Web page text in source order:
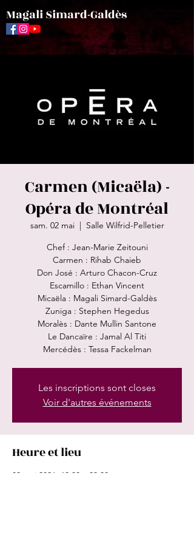
Magali Simard-Galdès
Carmen (Micaëla) -
Opéra de Montréal
sam. 02 mai
  |
Salle Wilfrid-Pelletier
Chef : Jean-Marie Zeitouni
Carmen : Rihab Chaieb
Don José : Arturo Chacon-Cruz
Escamillo : Ethan Vincent
Micaëla : Magali Simard-Galdès
Zuniga : Stephen Hegedus
Moralès : Dante Mullin Santone
Le Dancaïre : Jamal Al Titi
Mercédès : Tessa Fackelman
Les inscriptions sont closes
Voir d'autres événements
Heure et lieu
02 mai 2026, 19:30 – 23:30